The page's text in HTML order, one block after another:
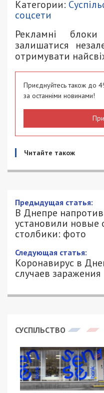
Категории:
соцсети
Рекламні
залишатися
отримувати
Приєднуйтесь також до
за останніми новинами!
Читайте також
Предыдущая статья:
В Днепре
установили новые
столбики: фото
Следующая статья:
Коронавирус в
случаев заражения
СУСПІЛЬСТВО